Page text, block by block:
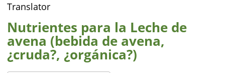
Translator
Nutrientes para la Leche de
avena (bebida de avena,
¿cruda?, ¿orgánica?)